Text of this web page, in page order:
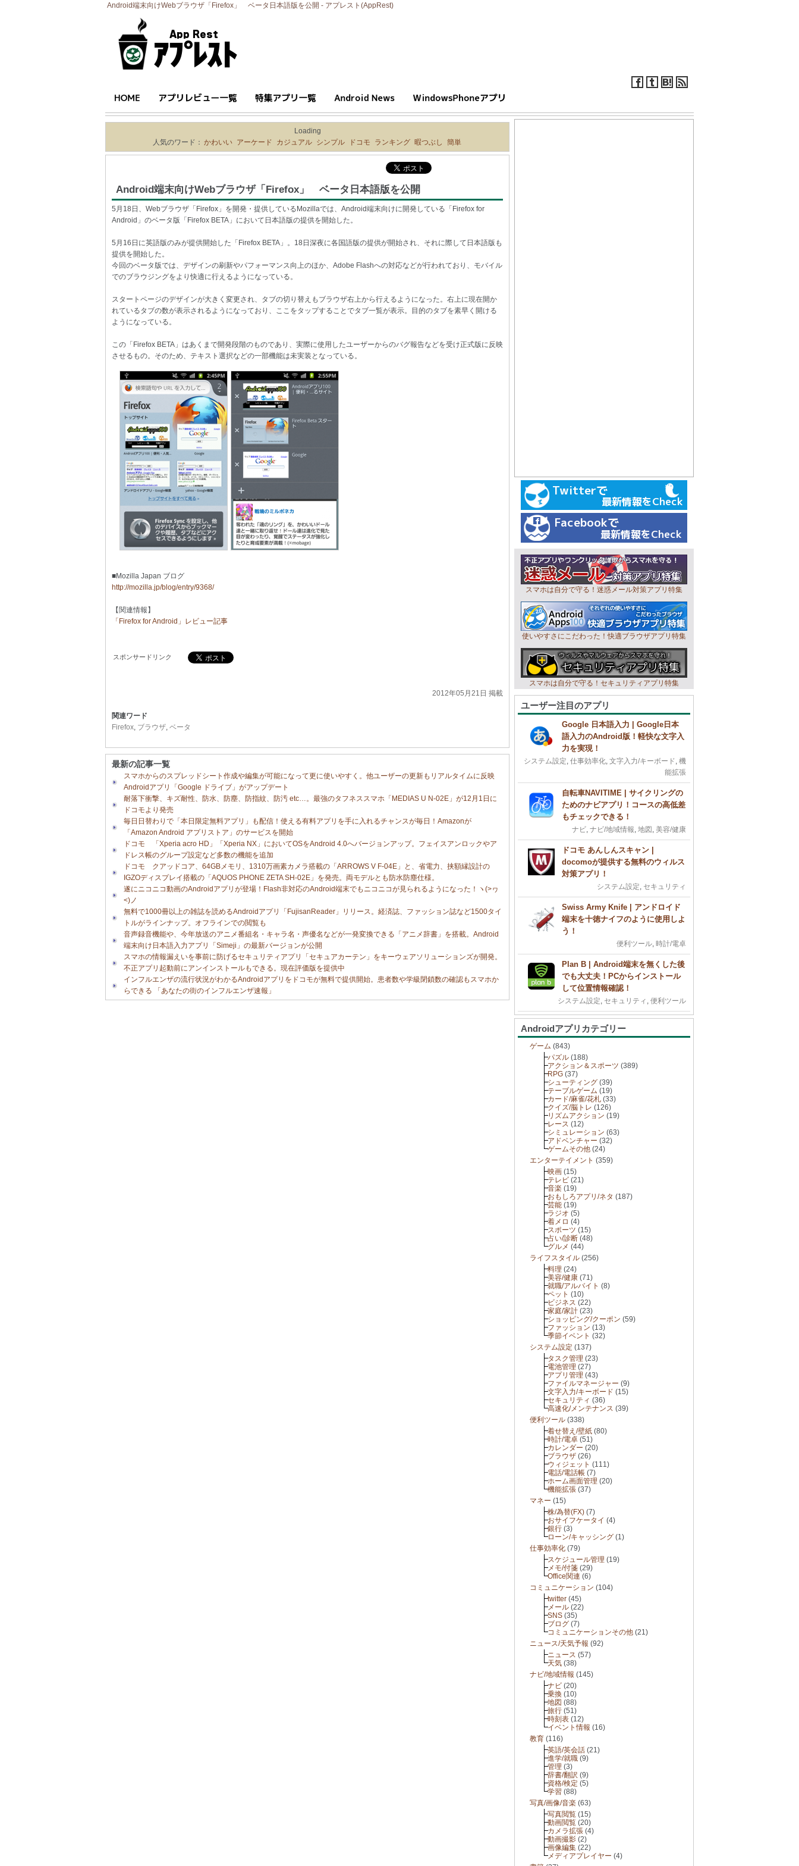
Android端末向けWebブラウザ「Firefox」 ベータ日本語版を公開 - アプレスト(AppRest)
Loading
人気のワード： かわいい アーケード カジュアル シンプル ドコモ ランキング 暇つぶし 簡単
Android端末向けWebブラウザ「Firefox」 ベータ日本語版を公開
5月18日、Webブラウザ「Firefox」を開発・提供しているMozillaでは、Android端末向けに開発している「Firefox for
Android」のベータ版「Firefox BETA」において日本語版の提供を開始した。
5月16日に英語版のみが提供開始した「Firefox BETA」。18日深夜に各国語版の提供が開始され、それに際して日本語版も
提供を開始した。
今回のベータ版では、デザインの刷新やパフォーマンス向上のほか、Adobe Flashへの対応などが行われており、モバイル
でのブラウジングをより快適に行えるようになっている。
スタートページのデザインが大きく変更され、タブの切り替えもブラウザ右上から行えるようになった。右上に現在開か
れているタブの数が表示されるようになっており、ここをタップすることでタブ一覧が表示。目的のタブを素早く開ける
ようになっている。
この「Firefox BETA」はあくまで開発段階のものであり、実際に使用したユーザーからのバグ報告などを受け正式版に反映
させるもの。そのため、テキスト選択などの一部機能は未実装となっている。
■Mozilla Japan ブログ
http://mozilla.jp/blog/entry/9368/
【関連情報】
「Firefox for Android」レビュー記事
スポンサードリンク
2012年05月21日 掲載
関連ワード
Firefox, ブラウザ, ベータ
最新の記事一覧
スマホからのスプレッドシート作成や編集が可能になって更に使いやすく。他ユーザーの更新もリアルタイムに反映
Androidアプリ「Google ドライブ」がアップデート
耐落下衝撃、キズ耐性、防水、防塵、防指紋、防汚 etc…。最強のタフネススマホ「MEDIAS U N-02E」が12月1日に
ドコモより発売
毎日日替わりで「本日限定無料アプリ」も配信！使える有料アプリを手に入れるチャンスが毎日！Amazonが
「Amazon Android アプリストア」のサービスを開始
ドコモ 「Xperia acro HD」「Xperia NX」においてOSをAndroid 4.0へバージョンアップ。フェイスアンロックやア
ドレス帳のグループ設定など多数の機能を追加
ドコモ クアッドコア、64GBメモリ、1310万画素カメラ搭載の「ARROWS V F-04E」と、省電力、挟額縁設計の
IGZOディスプレイ搭載の「AQUOS PHONE ZETA SH-02E」を発売。両モデルとも防水防塵仕様。
遂にニコニコ動画のAndroidアプリが登場！Flash非対応のAndroid端末でもニコニコが見られるようになった！ヽ(>ヮ
<)ノ
無料で1000冊以上の雑誌を読めるAndroidアプリ「FujisanReader」リリース。経済誌、ファッション誌など1500タイ
トルがラインナップ。オフラインでの閲覧も
音声録音機能や、今年放送のアニメ番組名・キャラ名・声優名などが一発変換できる「アニメ辞書」を搭載。Android
端末向け日本語入力アプリ「Simeji」の最新バージョンが公開
スマホの情報漏えいを事前に防げるセキュリティアプリ「セキュアカーテン」をキーウェアソリューションズが開発。
不正アプリ起動前にアンインストールもできる。現在評価版を提供中
インフルエンザの流行状況がわかるAndroidアプリをドコモが無料で提供開始。患者数や学級閉鎖数の確認もスマホか
らできる 「あなたの街のインフルエンザ速報」
スマホは自分で守る！迷惑メール対策アプリ特集
使いやすさにこだわった！快適ブラウザアプリ特集
スマホは自分で守る！セキュリティアプリ特集
ユーザー注目のアプリ
Google 日本語入力 | Google日本
語入力のAndroid版！軽快な文字入
力を実現！
システム設定, 仕事効率化, 文字入力/キーボード, 機
能拡張
自転車NAVITIME | サイクリングの
ためのナビアプリ！コースの高低差
もチェックできる！
ナビ, ナビ/地域情報, 地図 , 美容/健康
ドコモ あんしんスキャン |
docomoが提供する無料のウィルス
対策アプリ！
システム設定, セキュリティ
Swiss Army Knife | アンドロイド
端末を十徳ナイフのように使用しよ
う！
便利ツール, 時計/電卓
Plan B | Android端末を無くした後
でも大丈夫！PCからインストール
して位置情報確認！
システム設定, セキュリティ , 便利ツール
Androidアプリカテゴリー
ゲーム (843)
パズル (188)
アクション＆スポーツ (389)
RPG (37)
シューティング (39)
テーブルゲーム (19)
カード/麻雀/花札 (33)
クイズ/脳トレ (126)
リズムアクション (19)
レース (12)
シミュレーション (63)
アドベンチャー (32)
ゲームその他 (24)
エンターテイメント (359)
映画 (15)
テレビ (21)
音楽 (19)
おもしろアプリ/ネタ (187)
芸能 (19)
ラジオ (5)
着メロ (4)
スポーツ (15)
占い/診断 (48)
グルメ (44)
ライフスタイル (256)
料理 (24)
美容/健康 (71)
就職/アルバイト (8)
ペット (10)
ビジネス (22)
家庭/家計 (23)
ショッピング/クーポン (59)
ファッション (13)
季節イベント (32)
システム設定 (137)
タスク管理 (23)
電池管理 (27)
アプリ管理 (43)
ファイルマネージャー (9)
文字入力/キーボード (15)
セキュリティ (36)
高速化/メンテナンス (39)
便利ツール (338)
着せ替え/壁紙 (80)
時計/電卓 (51)
カレンダー (20)
ブラウザ (26)
ウィジェット (111)
電話/電話帳 (7)
ホーム画面管理 (20)
機能拡張 (37)
マネー (15)
株/為替(FX) (7)
おサイフケータイ (4)
銀行 (3)
ローン/キャッシング (1)
仕事効率化 (79)
スケジュール管理 (19)
メモ/付箋 (29)
Office関連 (6)
コミュニケーション (104)
twitter (45)
メール (22)
SNS (35)
ブログ (7)
コミュニケーションその他 (21)
ニュース/天気予報 (92)
ニュース (57)
天気 (38)
ナビ/地域情報 (145)
ナビ (20)
乗換 (10)
地図 (88)
旅行 (51)
時刻表 (12)
イベント情報 (16)
教育 (116)
英語/英会話 (21)
進学/就職 (9)
管理 (3)
辞書/翻訳 (9)
資格/検定 (5)
学習 (88)
写真/画像/音楽 (63)
写真閲覧 (15)
動画閲覧 (20)
カメラ拡張 (4)
動画撮影 (2)
画像編集 (22)
メディアプレイヤー (4)